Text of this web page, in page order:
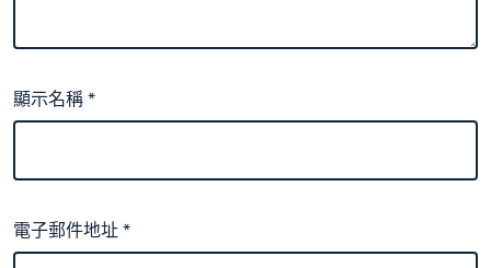
顯示名稱*
電子郵件地址*